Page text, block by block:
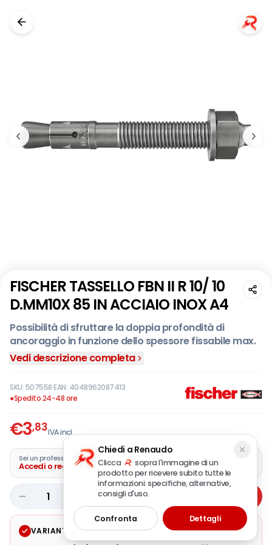
FISCHER TASSELLO FBN II R 10/ 10
D.MM10X 85 IN ACCIAIO INOX A4
Possibilità di sfruttare la doppia profondità di
ancoraggio in funzione dello spessore fissabile max.
Vedi descrizione completa
SKU:507558·EAN: 4048962087413
●Spedito 24-48 ore
€3,83IVA incl.
Sei un professionista?
Accedi o registra la tua azienda
1
VARIANTE SELEZIONATA Modifica
Chiedi a Renaudo
Clicca
sopra l'immagine di un
prodotto per ricevere subito tutte le
informazioni: specifiche, alternative,
consigli d'uso.
Confronta Dettagli